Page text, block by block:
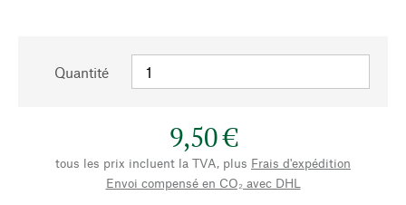
Quantité
9,50 €
tous les prix incluent la TVA, plus Frais d'expédition
Envoi compensé en CO₂ avec DHL